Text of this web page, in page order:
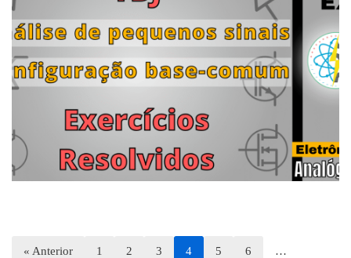
« Anterior 1 2 3 4 5 6 …